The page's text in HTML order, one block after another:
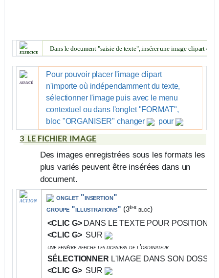
exercice Dans le document "saisie de texte", insérer une image clipart
avancé
Pour pouvoir placer l'image clipart
n'importe où indépendamment du texte,
sélectionner l'image puis avec le menu
contextuel ou dans l'onglet "FORMAT",
bloc "ORGANISER" changer pour
3 LE FICHIER IMAGE
Des images enregistrées sous les formats les
plus variés peuvent être insérées dans un
document.
ACTION
onglet "insertion"
groupe "illustrations" (3ème bloc)
<CLIC G> DANS LE TEXTE POUR
<CLIC G> SUR
une fenêtre affiche les dossiers de l'ordinateur
SÉLECTIONNER L'IMAGE DANS SON
<CLIC G> SUR